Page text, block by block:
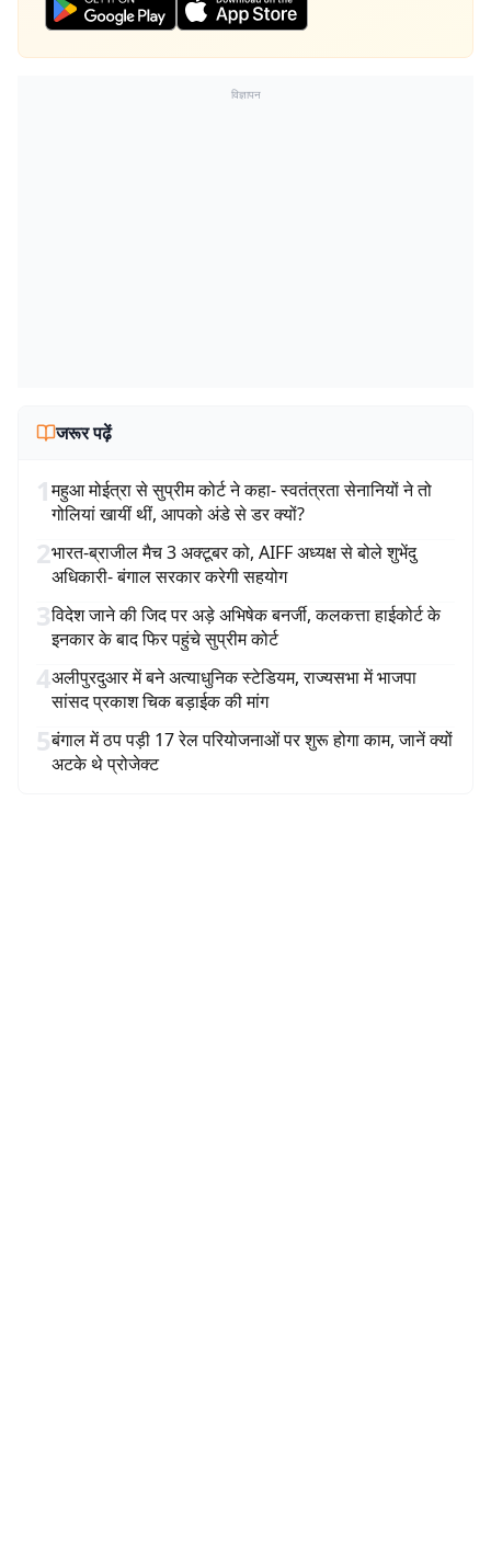
विज्ञापन
जरूर पढ़ें
1महुआ मोईत्रा से सुप्रीम कोर्ट ने कहा- स्वतंत्रता सेनानियों ने तो
गोलियां खायीं थीं, आपको अंडे से डर क्यों?
2भारत-ब्राजील मैच 3 अक्टूबर को, AIFF अध्यक्ष से बोले शुभेंदु
अधिकारी- बंगाल सरकार करेगी सहयोग
3विदेश जाने की जिद पर अड़े अभिषेक बनर्जी, कलकत्ता हाईकोर्ट के
इनकार के बाद फिर पहुंचे सुप्रीम कोर्ट
4अलीपुरदुआर में बने अत्याधुनिक स्टेडियम, राज्यसभा में भाजपा
सांसद प्रकाश चिक बड़ाईक की मांग
5बंगाल में ठप पड़ी 17 रेल परियोजनाओं पर शुरू होगा काम, जानें क्यों
अटके थे प्रोजेक्ट